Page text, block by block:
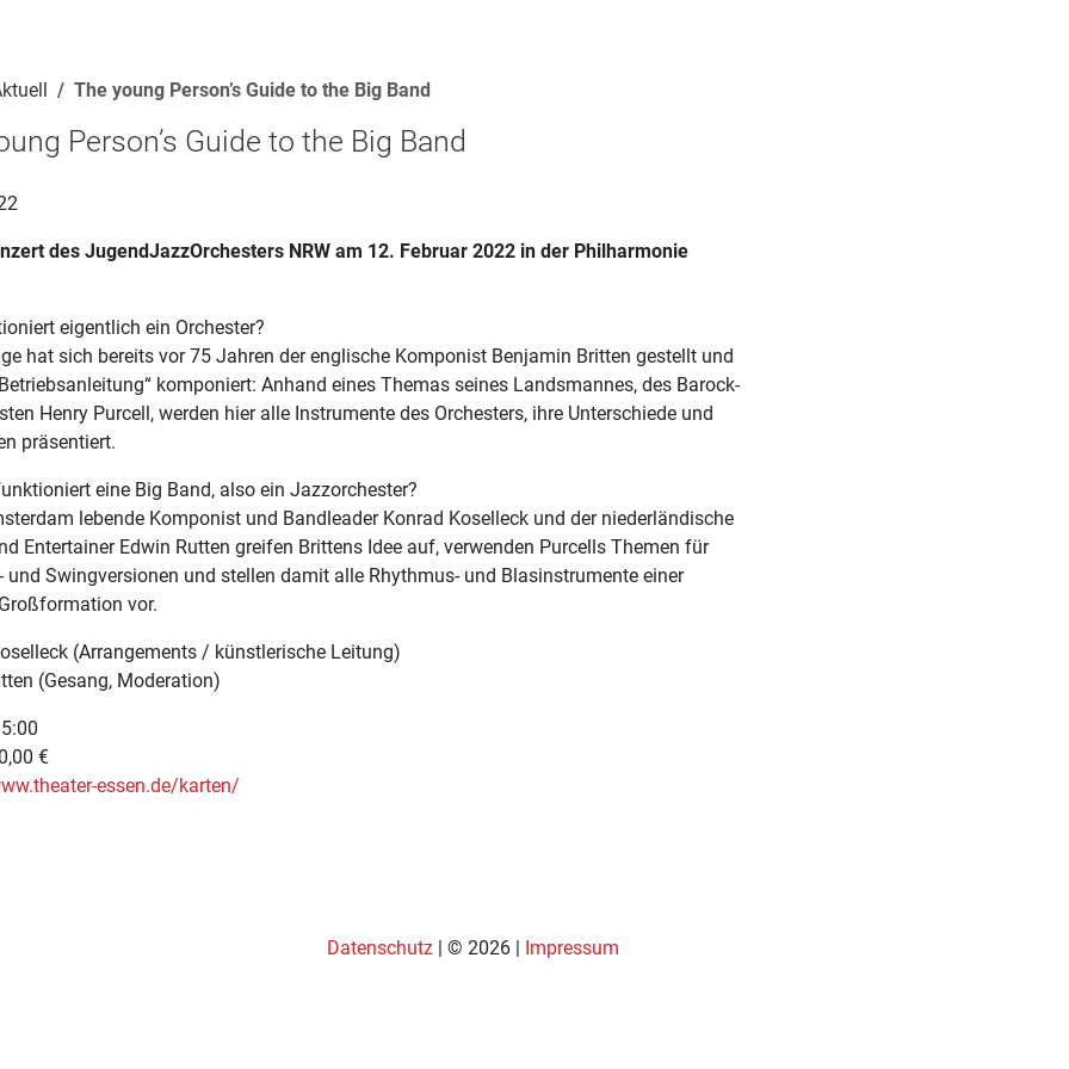
The young Person’s Guide to the Big Band
Person’s Guide to the Big Band
des JugendJazzOrchesters NRW am 12. Februar 2022 in der Philharmonie
eigentlich ein Orchester?
hat sich bereits vor 75 Jahren der englische Komponist Benjamin Britten gestellt und
komponiert: Anhand eines Themas seines Landsmannes, des Barock-
Henry Purcell, werden hier alle Instrumente des Orchesters, ihre Unterschiede und
präsentiert.
eine Big Band, also ein Jazzorchester?
lebende Komponist und Bandleader Konrad Koselleck und der niederländische
Entertainer Edwin Rutten greifen Brittens Idee auf, verwenden Purcells Themen für
und Swingversionen und stellen damit alle Rhythmus- und Blasinstrumente einer
vor.
(Arrangements / künstlerische Leitung)
(Gesang, Moderation)
€
essen.de/karten/
Datenschutz | © 2026 | Impressum